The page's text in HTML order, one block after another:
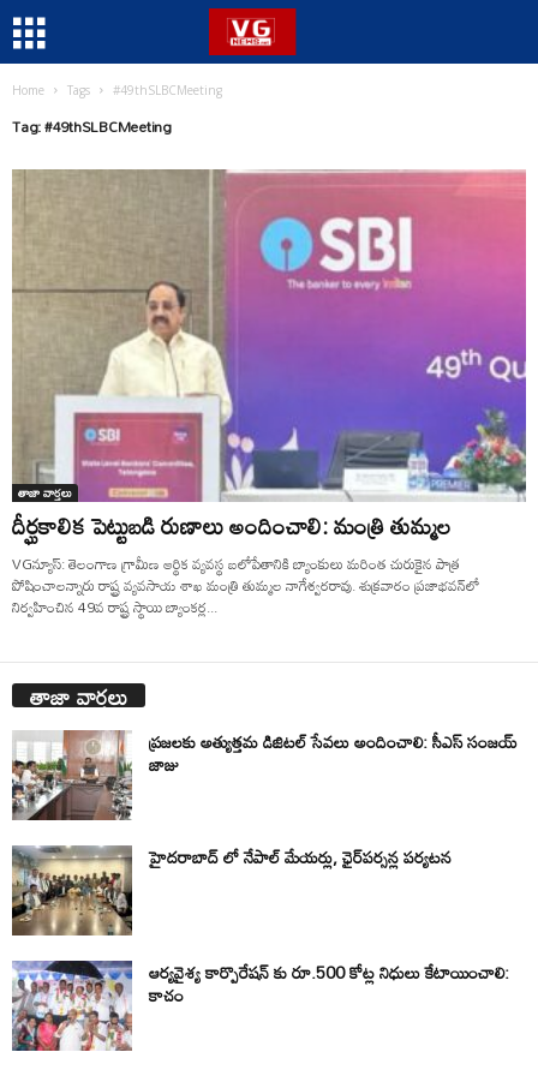
Home Tags #49thSLBCMeeting
Tag: #49thSLBCMeeting
తాజా వార్తలు
దీర్ఘకాలిక పెట్టుబడి రుణాలు అందించాలి: మంత్రి తుమ్మల
VGన్యూస్: తెలంగాణ గ్రామీణ ఆర్థిక వ్యవస్థ బలోపేతానికి బ్యాంకులు మరింత చురుకైన పాత్ర
పోషించాలన్నారు రాష్ట్ర వ్యవసాయ శాఖ మంత్రి తుమ్మల నాగేశ్వరరావు. శుక్రవారం ప్రజాభవన్‌లో
నిర్వహించిన 49వ రాష్ట్ర స్థాయి బ్యాంకర్ల...
తాజా వార్తలు
ప్రజలకు అత్యుత్తమ డిజిటల్ సేవలు అందించాలి: సీఎస్ సంజయ్
జాజు
హైదరాబాద్ లో నేపాల్ మేయర్లు, ఛైర్‌పర్సన్ల పర్యటన
ఆర్యవైశ్య కార్పొరేషన్ కు రూ.500 కోట్ల నిధులు కేటాయించాలి:
కాచం